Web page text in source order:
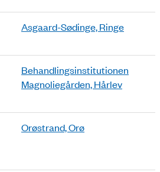
Asgaard-Sødinge, Ringe
Behandlingsinstitutionen
Magnoliegården, Hårlev
Orøstrand, Orø